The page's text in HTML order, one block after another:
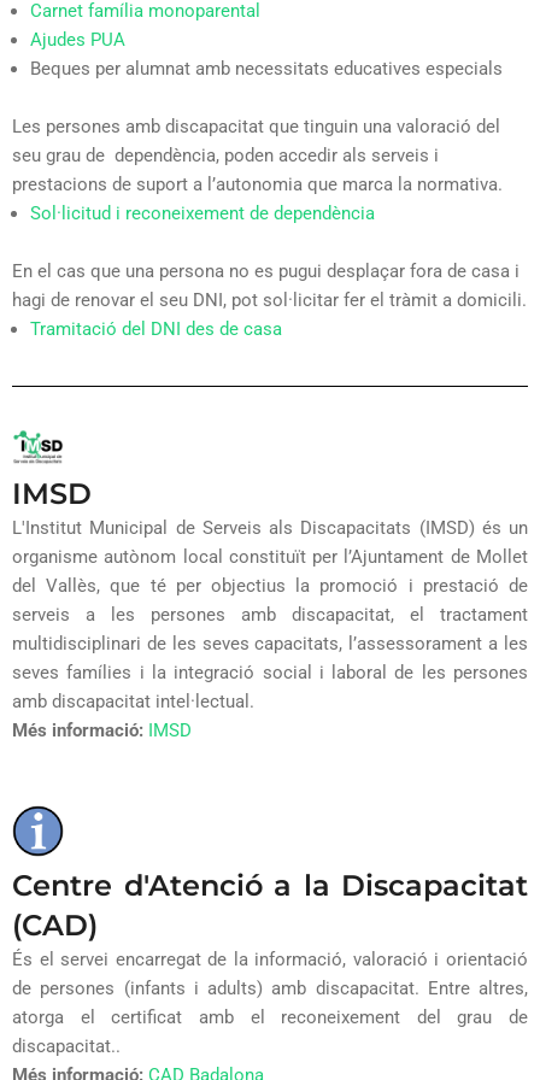
Carnet família monoparental
Ajudes PUA
Beques per alumnat amb necessitats educatives especials
Les persones amb discapacitat que tinguin una valoració del
seu grau de dependència, poden accedir als serveis i
prestacions de suport a l’autonomia que marca la normativa.
Sol·licitud i reconeixement de dependència
En el cas que una persona no es pugui desplaçar fora de casa i
hagi de renovar el seu DNI, pot sol·licitar fer el tràmit a domicili.
Tramitació del DNI des de casa
IMSD
L'Institut Municipal de Serveis als Discapacitats (IMSD) és un
organisme autònom local constituït per l’Ajuntament de Mollet
del Vallès, que té per objectius la promoció i prestació de
serveis a les persones amb discapacitat, el tractament
multidisciplinari de les seves capacitats, l’assessorament a les
seves famílies i la integració social i laboral de les persones
amb discapacitat intel·lectual.
Més informació: IMSD
Centre d'Atenció a la Discapacitat
(CAD)
És el servei encarregat de la informació, valoració i orientació
de persones (infants i adults) amb discapacitat. Entre altres,
atorga el certificat amb el reconeixement del grau de
discapacitat..
Més informació: CAD Badalona